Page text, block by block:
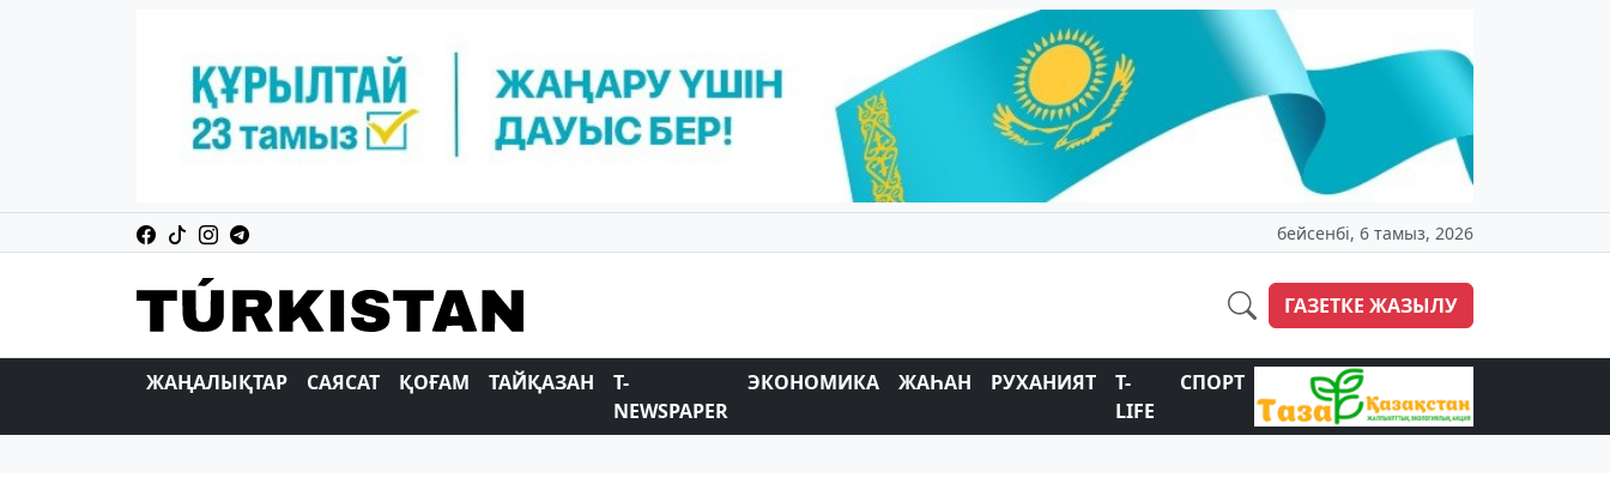
бейсенбі, 6 тамыз, 2026
ГАЗЕТКЕ ЖАЗЫЛУ
ЖАҢАЛЫҚТАР САЯСАТ ҚОҒАМ ТАЙҚАЗАН
T-
NEWSPAPER
ЭКОНОМИКА ЖАҺАН РУХАНИЯТ
T-
LIFE
СПОРТ